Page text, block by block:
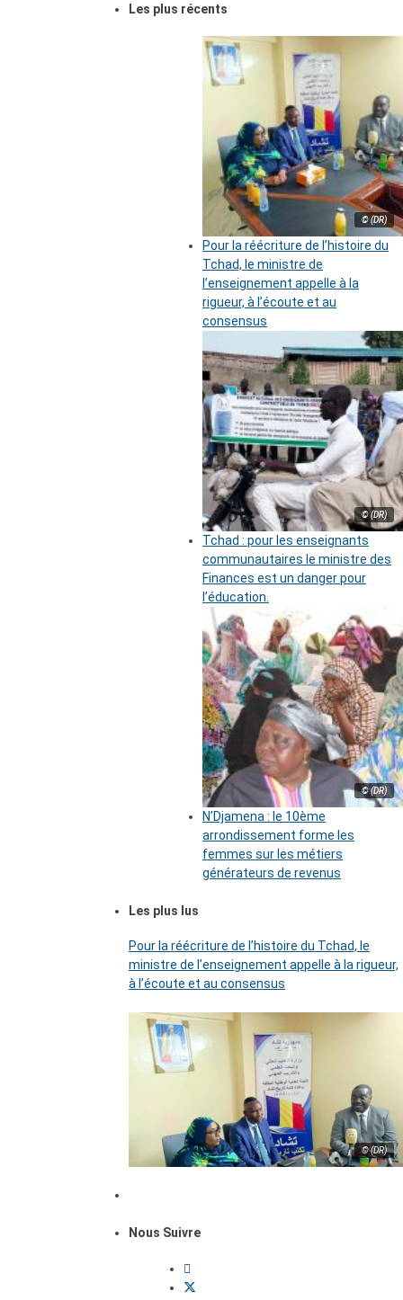
Les plus récents
© (DR)
Pour la réécriture de l’histoire du
Tchad, le ministre de
l’enseignement appelle à la
rigueur, à l’écoute et au
consensus
© (DR)
Tchad : pour les enseignants
communautaires le ministre des
Finances est un danger pour
l’éducation.
© (DR)
N’Djamena : le 10ème
arrondissement forme les
femmes sur les métiers
générateurs de revenus
Les plus lus
Pour la réécriture de l’histoire du Tchad, le
ministre de l’enseignement appelle à la rigueur,
à l’écoute et au consensus
© (DR)
Nous Suivre